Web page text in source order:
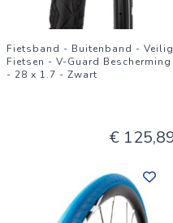
Fietsband - Buitenband - Veilig
Fietsen - V-Guard Bescherming
- 28 x 1.7 - Zwart
€